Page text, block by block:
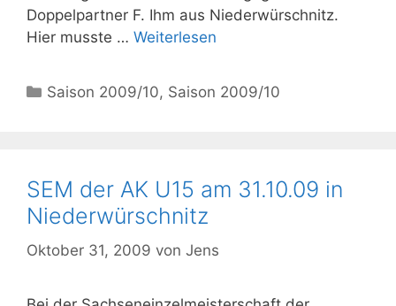
Doppelpartner F. Ihm aus Niederwürschnitz.
Hier musste … Weiterlesen
Kategorien
Saison 2009/10, Saison 2009/10
SEM der AK U15 am 31.10.09 in
Niederwürschnitz
Oktober 31, 2009 von Jens